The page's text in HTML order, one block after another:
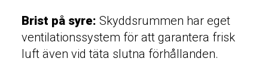
Brist på syre: Skyddsrummen har eget
ventilationssystem för att garantera frisk
luft även vid täta slutna förhållanden.